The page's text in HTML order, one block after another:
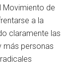
Movimiento de
a la
claramente las
más personas